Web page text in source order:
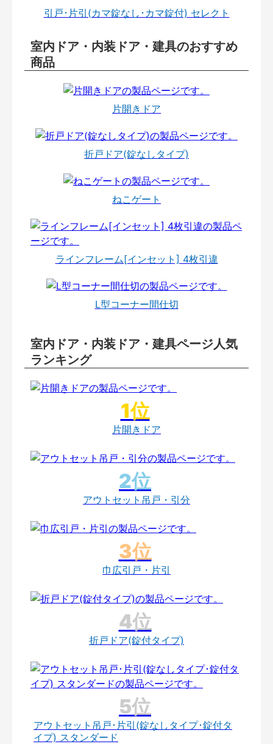
引戸･片引(カマ錠なし･カマ錠付) セレクト
室内ドア・内装ドア・建具のおすすめ
商品
片開きドア
折戸ドア(錠なしタイプ)
ねこゲート
ラインフレーム[インセット] 4枚引違
L型コーナー間仕切
室内ドア・内装ドア・建具ページ人気
ランキング
片開きドア
アウトセット吊戸・引分
巾広引戸・片引
折戸ドア(錠付タイプ)
アウトセット吊戸･片引(錠なしタイプ･錠付タ
イプ) スタンダード